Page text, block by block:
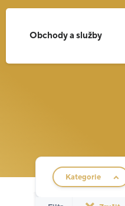
Obchody a služby
Filtr obchodů
Kategorie